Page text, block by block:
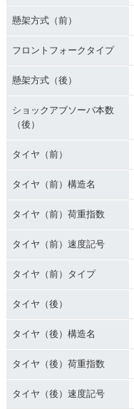
懸架方式（前）
フロントフォークタイプ
懸架方式（後）
ショックアブソーバ本数
（後）
タイヤ（前）
タイヤ（前）構造名
タイヤ（前）荷重指数
タイヤ（前）速度記号
タイヤ（前）タイプ
タイヤ（後）
タイヤ（後）構造名
タイヤ（後）荷重指数
タイヤ（後）速度記号